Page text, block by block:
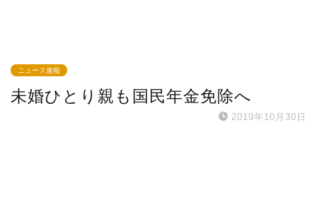
ニュース速報
未婚ひとり親も国民年金免除へ
2019年10月30日